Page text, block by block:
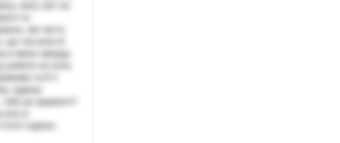
весь світ не
та
що так воно й
в мене завжди
та й її
одразу
це здоров’я?
години.-